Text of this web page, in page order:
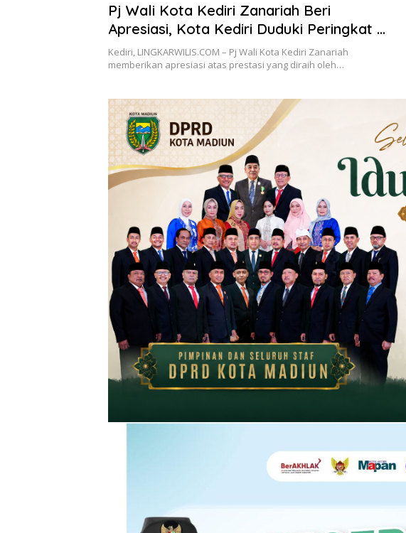
Pj Wali Kota Kediri Zanariah Beri
Apresiasi, Kota Kediri Duduki Peringkat 4
Perpaprov Ke-2 Jawa Timur 2024
Kediri, LINGKARWILIS.COM – Pj Wali Kota Kediri Zanariah
memberikan apresiasi atas prestasi yang diraih oleh…